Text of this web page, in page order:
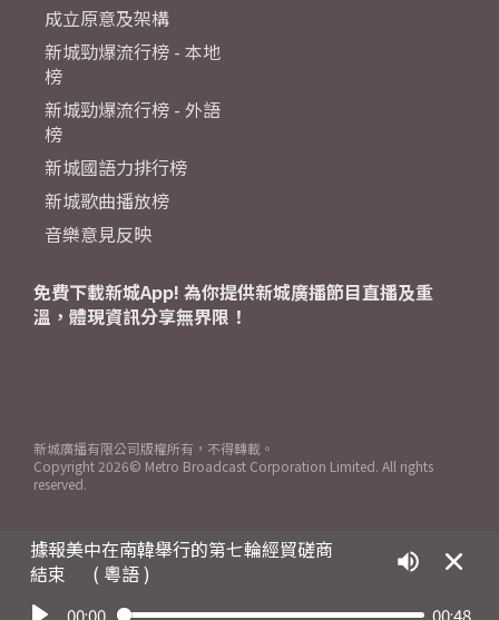
據報美中在南韓舉行的第七輪經貿磋商
結束
( 粵語 )
00:00 00:48
成立原意及架構
新城勁爆流行榜 - 本地
榜
新城勁爆流行榜 - 外語
榜
新城國語力排行榜
新城歌曲播放榜
音樂意見反映
免費下載新城App! 為你提供新城廣播節目直播及重
溫，體現資訊分享無界限！
新城廣播有限公司版權所有，不得轉載。
Copyright 2026© Metro Broadcast Corporation Limited. All rights
reserved.